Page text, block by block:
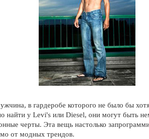
в гардеробе которого не было бы
найти у Levi's или Diesel, они могут быть
черты. Эта вещь настолько
от модных трендов.